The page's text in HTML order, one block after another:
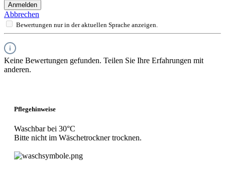
Anmelden
Abbrechen
Bewertungen nur in der aktuellen Sprache anzeigen.
Keine Bewertungen gefunden. Teilen Sie Ihre Erfahrungen mit
anderen.
Pflegehinweise
Waschbar bei 30°C
Bitte nicht im Wäschetrockner trocknen.